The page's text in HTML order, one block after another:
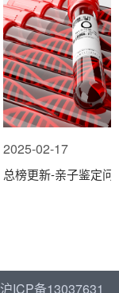
2025-02-17
总榜更新-亲子鉴定问
沪ICP备13037631